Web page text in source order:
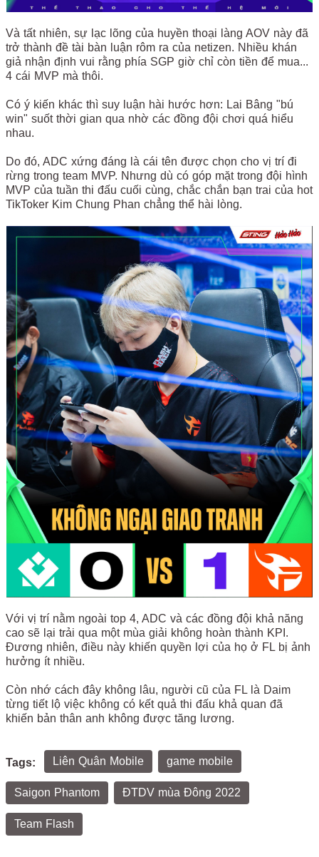
Và tất nhiên, sự lạc lõng của huyền thoại làng AOV này đã
trở thành đề tài bàn luận rôm ra của netizen. Nhiều khán
giả nhận định vui rằng phía SGP giờ chỉ còn tiền để mua...
4 cái MVP mà thôi.
Có ý kiến khác thì suy luận hài hước hơn: Lai Bâng "bú
win" suốt thời gian qua nhờ các đồng đội chơi quá hiểu
nhau.
Do đó, ADC xứng đáng là cái tên được chọn cho vị trí đi
rừng trong team MVP. Nhưng dù có góp mặt trong đội hình
MVP của tuần thi đấu cuối cùng, chắc chắn bạn trai của hot
TikToker Kim Chung Phan chẳng thể hài lòng.
Với vị trí nằm ngoài top 4, ADC và các đồng đội khả năng
cao sẽ lại trải qua một mùa giải không hoàn thành KPI.
Đương nhiên, điều này khiến quyền lợi của họ ở FL bị ảnh
hưởng ít nhiều.
Còn nhớ cách đây không lâu, người cũ của FL là Daim
từng tiết lộ việc không có kết quả thi đấu khả quan đã
khiến bản thân anh không được tăng lương.
Tags: Liên Quân Mobile game mobile
Saigon Phantom ĐTDV mùa Đông 2022
Team Flash